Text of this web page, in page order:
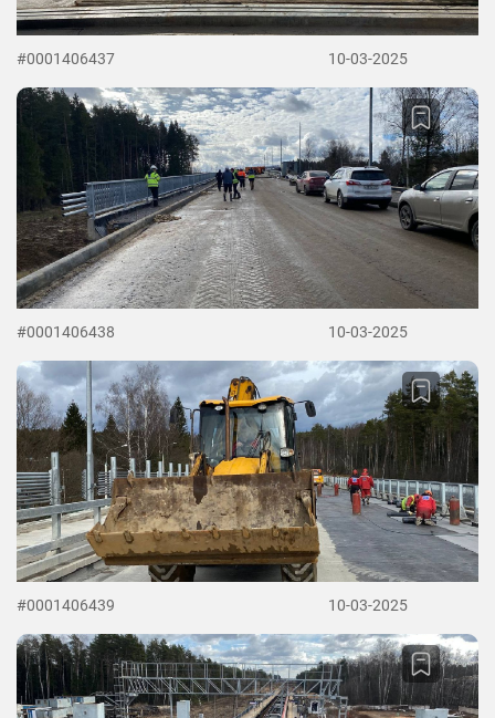
#0001406437 10-03-2025
#0001406438 10-03-2025
#0001406439 10-03-2025